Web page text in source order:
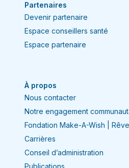
Partenaires
Devenir partenaire
Espace conseillers santé
Espace partenaire
À propos
Nous contacter
Notre engagement
Fondation Make-A-Wish |
Carrières
Conseil d’administration
Publications